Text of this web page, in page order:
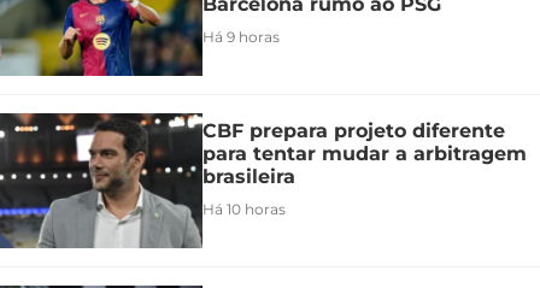
Barcelona rumo ao PSG
Há 9 horas
CBF prepara projeto diferente
para tentar mudar a arbitragem
brasileira
Há 10 horas